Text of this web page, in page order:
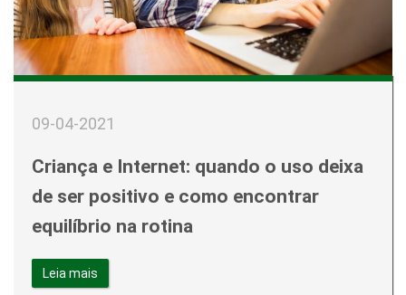
09-04-2021
Criança e Internet: quando o uso deixa
de ser positivo e como encontrar
equilíbrio na rotina
Leia mais